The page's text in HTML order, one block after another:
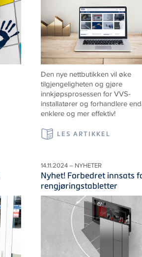
Den nye nettbutikken vil øke
tilgjengeligheten og gjøre
innkjøpsprosessen for VVS-
installatører og forhandlere
enklere og mer effektiv!
LES ARTIKKEL
14.11.2024 – NYHETER
Nyhet! Forbedret innsats
rengjøringstabletter